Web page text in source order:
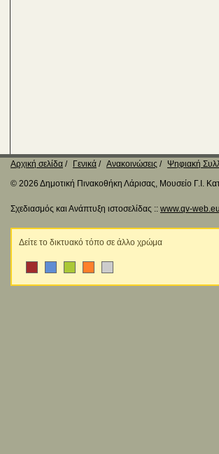
Αρχική σελίδα Γενικά Ανακοινώσεις Ψηφιακή
© 2026 Δημοτική Πινακοθήκη Λάρισας, Μουσείο Γ.Ι.
Σχεδιασμός και Ανάπτυξη ιστοσελίδας :: www.qv-web.eu
Δείτε το δικτυακό τόπο σε άλλο χρώμα